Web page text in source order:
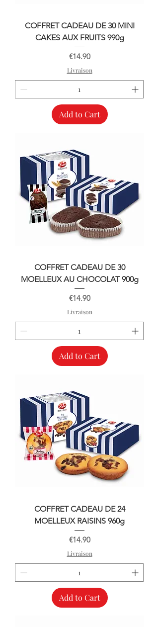
COFFRET CADEAU DE 30 MINI
CAKES AUX FRUITS 990g
Price
€14.90
Livraison
Add to Cart
COFFRET CADEAU DE 30
MOELLEUX AU CHOCOLAT 900g
Price
€14.90
Livraison
Add to Cart
COFFRET CADEAU DE 24
MOELLEUX RAISINS 960g
Price
€14.90
Livraison
Add to Cart